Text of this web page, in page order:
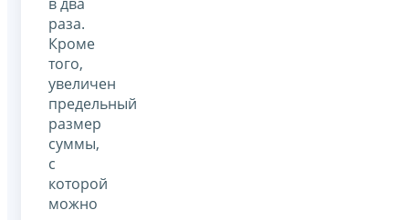
раза.
Кроме
того,
увеличен
предельный
размер
суммы,
с
которой
можно